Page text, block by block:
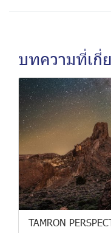
บทความที่เกี่
TAMRON